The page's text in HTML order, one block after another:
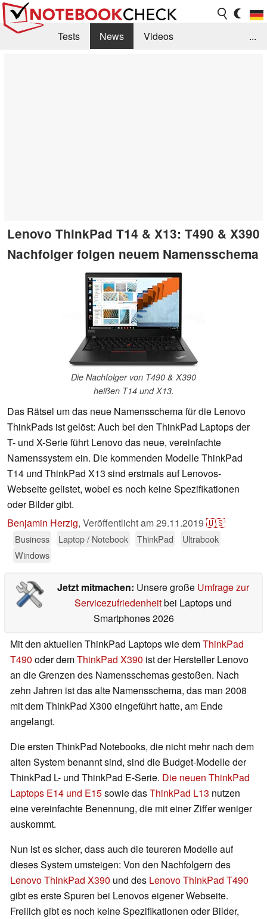
Tests News
Videos
...
Lenovo ThinkPad T14 & X13: T490 & X390
Nachfolger folgen neuem Namensschema
Die Nachfolger von T490 & X390
heißen T14 und X13.
Das Rätsel um das neue Namensschema für die Lenovo
ThinkPads ist gelöst: Auch bei den ThinkPad Laptops der
T- und X-Serie führt Lenovo das neue, vereinfachte
Namenssystem ein. Die kommenden Modelle ThinkPad
T14 und ThinkPad X13 sind erstmals auf Lenovos-
Webseite gelistet, wobei es noch keine Spezifikationen
oder Bilder gibt.
Benjamin Herzig, Veröffentlicht am29.11.2019 🇺🇸
Business Laptop / Notebook ThinkPad
Ultrabook
Windows
Jetzt mitmachen: Unsere große Umfrage zur
Servicezufriedenheitbei Laptops und
Smartphones 2026
Mit den aktuellen ThinkPad Laptops wie demThinkPad
T490 oder demThinkPad X390 ist der Hersteller Lenovo
an die Grenzen des Namensschemas gestoßen. Nach
zehn Jahren ist das alte Namensschema, das man 2008
mit dem ThinkPad X300 eingeführt hatte, am Ende
angelangt.
Die ersten ThinkPad Notebooks, die nicht mehr nach dem
alten System benannt sind, sind die Budget-Modelle der
ThinkPad L- und ThinkPad E-Serie. Die neuen ThinkPad
Laptops E14 und E15sowie dasThinkPad L13 nutzen
eine vereinfachte Benennung, die mit einer Ziffer weniger
auskommt.
Nun ist es sicher, dass auch die teureren Modelle auf
dieses System umsteigen: Von den Nachfolgern des
Lenovo ThinkPad X390 und des Lenovo ThinkPad T490
gibt es erste Spuren bei Lenovos eigener Webseite.
Freilich gibt es noch keine Spezifikationen oder Bilder,